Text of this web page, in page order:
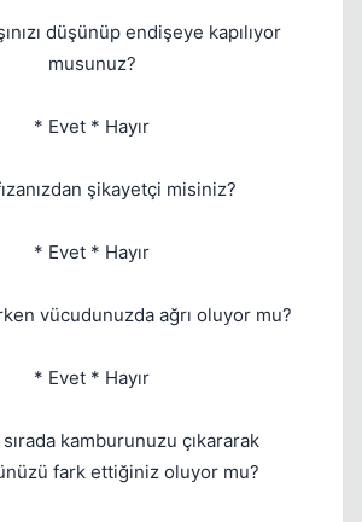
düşünüp endişeye kapılıyor
musunuz?
* Evet * Hayır
şikayetçi misiniz?
* Evet * Hayır
vücudunuzda ağrı oluyor mu?
* Evet * Hayır
kamburunuzu çıkararak
fark ettiğiniz oluyor mu?